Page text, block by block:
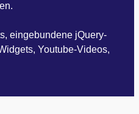
eingebundene jQuery-
Youtube-Videos,